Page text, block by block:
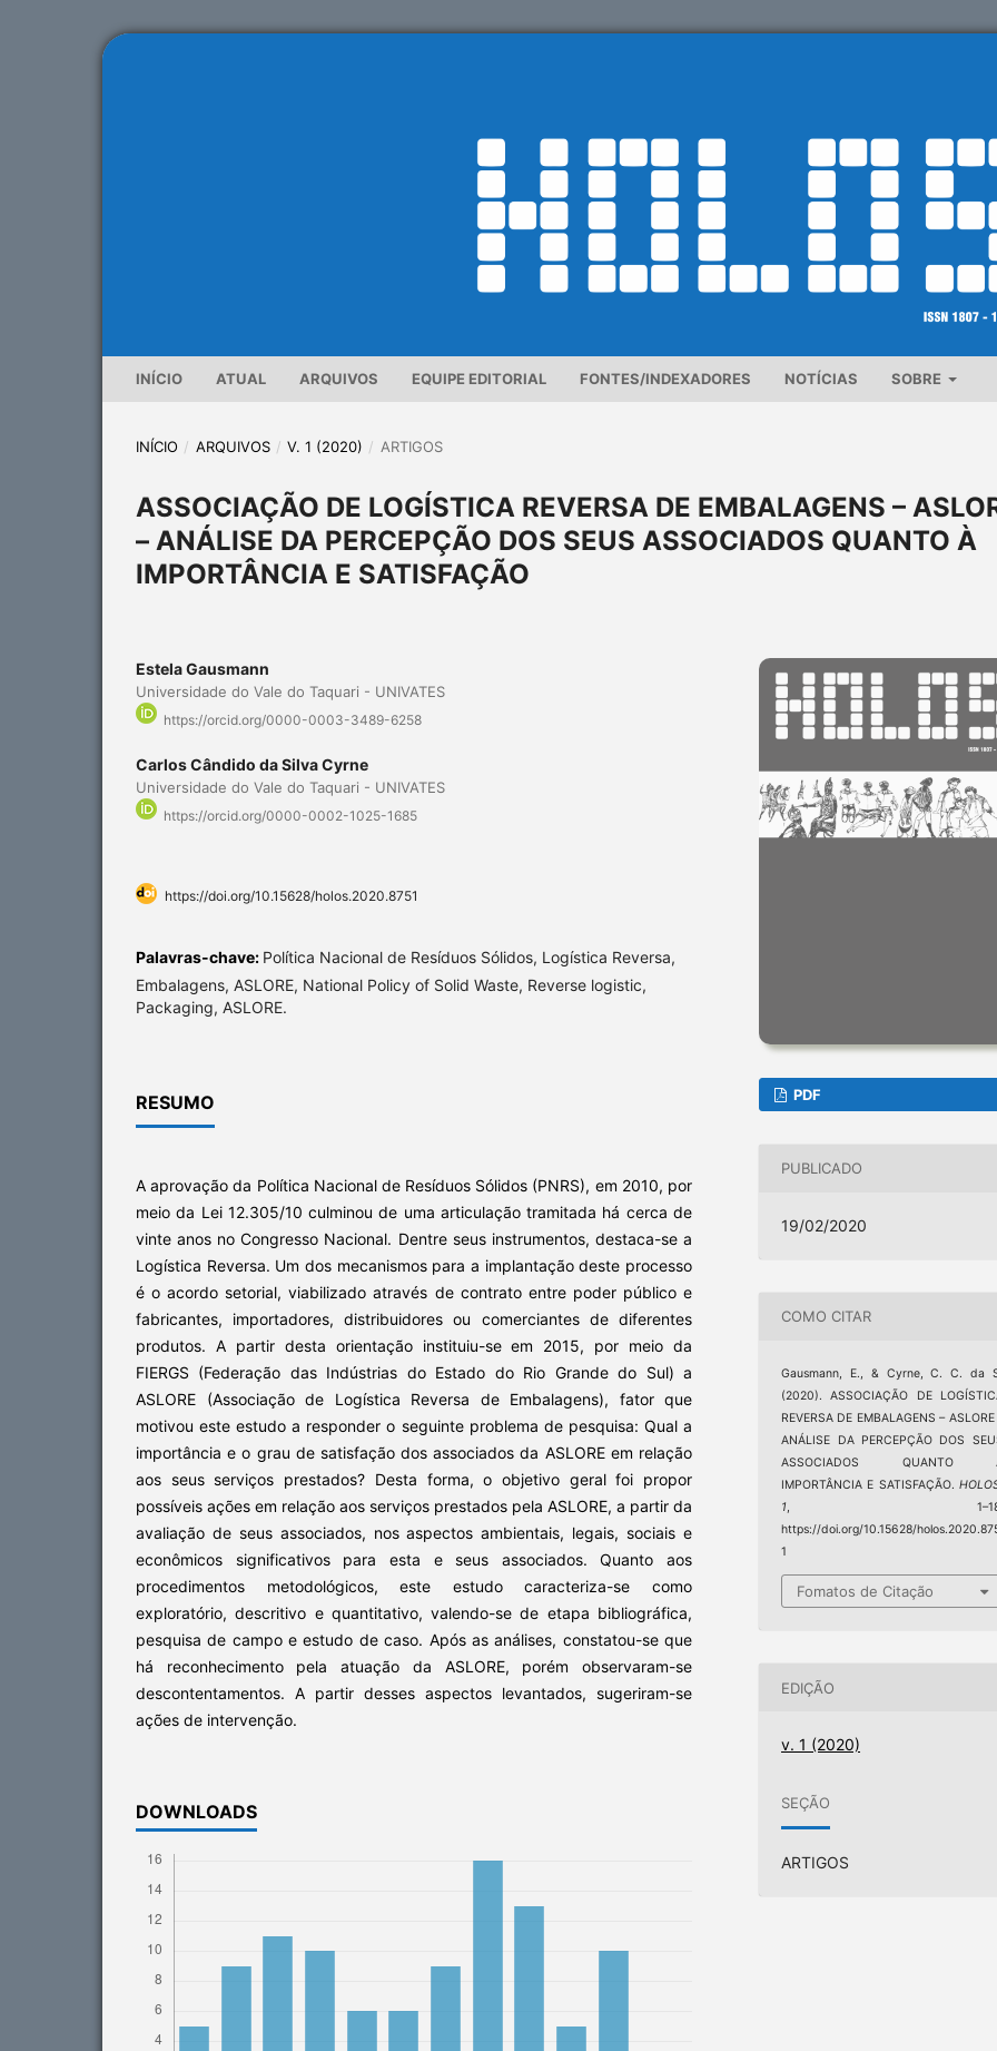
INÍCIO ATUAL ARQUIVOS EQUIPE EDITORIAL FONTES/INDEXADORES NOTÍCIAS SOBRE
INÍCIO / ARQUIVOS / V. 1 (2020) / ARTIGOS
ASSOCIAÇÃO DE LOGÍSTICA REVERSA DE EMBALAGENS –
– ANÁLISE DA PERCEPÇÃO DOS SEUS ASSOCIADOS QUANTO À
IMPORTÂNCIA E SATISFAÇÃO
Estela Gausmann
Universidade do Vale do Taquari - UNIVATES
https://orcid.org/0000-0003-3489-6258
Carlos Cândido da Silva Cyrne
Universidade do Vale do Taquari - UNIVATES
https://orcid.org/0000-0002-1025-1685
https://doi.org/10.15628/holos.2020.8751
Palavras-chave: Política Nacional de Resíduos Sólidos, Logística Reversa,
Embalagens, ASLORE, National Policy of Solid Waste, Reverse logistic,
Packaging, ASLORE.
RESUMO
A aprovação da Política Nacional de Resíduos Sólidos (PNRS), em 2010, por
meio da Lei 12.305/10 culminou de uma articulação tramitada há cerca de
vinte anos no Congresso Nacional. Dentre seus instrumentos, destaca-se a
Logística Reversa. Um dos mecanismos para a implantação deste processo
é o acordo setorial, viabilizado através de contrato entre poder público e
fabricantes, importadores, distribuidores ou comerciantes de diferentes
produtos. A partir desta orientação instituiu-se em 2015, por meio da
FIERGS (Federação das Indústrias do Estado do Rio Grande do Sul) a
ASLORE (Associação de Logística Reversa de Embalagens), fator que
motivou este estudo a responder o seguinte problema de pesquisa: Qual a
importância e o grau de satisfação dos associados da ASLORE em relação
aos seus serviços prestados? Desta forma, o objetivo geral foi propor
possíveis ações em relação aos serviços prestados pela ASLORE, a partir da
avaliação de seus associados, nos aspectos ambientais, legais, sociais e
econômicos significativos para esta e seus associados. Quanto aos
procedimentos metodológicos, este estudo caracteriza-se como
exploratório, descritivo e quantitativo, valendo-se de etapa bibliográfica,
pesquisa de campo e estudo de caso. Após as análises, constatou-se que
há reconhecimento pela atuação da ASLORE, porém observaram-se
descontentamentos. A partir desses aspectos levantados, sugeriram-se
ações de intervenção.
DOWNLOADS
PDF
PUBLICADO
19/02/2020
COMO CITAR
Gausmann, E., & Cyrne, C. C. da
(2020). ASSOCIAÇÃO DE
REVERSA DE EMBALAGENS – ASLORE
ANÁLISE DA PERCEPÇÃO DOS
ASSOCIADOS QUANTO
IMPORTÂNCIA E SATISFAÇÃO.
1 ,
https://doi.org/10.15628/
1
Fomatos de Citação
EDIÇÃO
v. 1 (2020)
SEÇÃO
ARTIGOS